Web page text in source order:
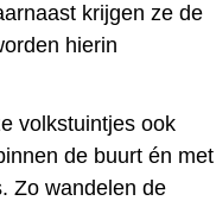
krijgen ze de
hierin
volkstuintjes ook
de buurt én met
Zo wandelen de